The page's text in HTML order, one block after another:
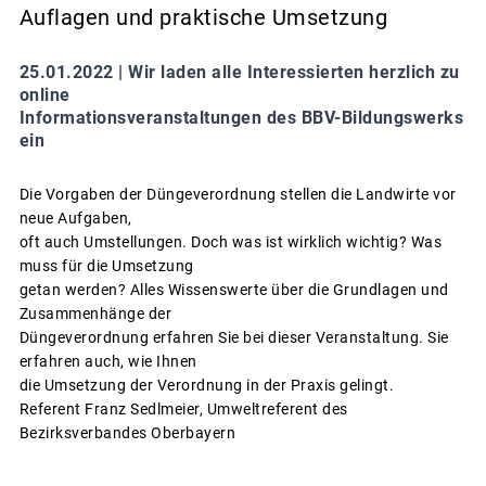
Auflagen und praktische Umsetzung
25.01.2022 | Wir laden alle Interessierten herzlich zu
online
Informationsveranstaltungen des BBV-Bildungswerks
ein
Die Vorgaben der Düngeverordnung stellen die Landwirte vor
neue Aufgaben,
oft auch Umstellungen. Doch was ist wirklich wichtig? Was
muss für die Umsetzung
getan werden? Alles Wissenswerte über die Grundlagen und
Zusammenhänge der
Düngeverordnung erfahren Sie bei dieser Veranstaltung. Sie
erfahren auch, wie Ihnen
die Umsetzung der Verordnung in der Praxis gelingt.
Referent Franz Sedlmeier, Umweltreferent des
Bezirksverbandes Oberbayern